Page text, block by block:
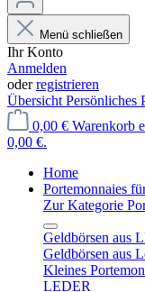
Menü schließen
Ihr Konto
Anmelden
oderregistrieren
Übersicht Persönliches
0,00 € Warenkorb
0,00 €.
Home
Portemonnaies
Zur Kategorie
Geldbörsen aus
Geldbörsen aus
Kleines
LEDER